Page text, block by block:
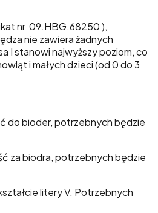
nr 09.HBG.68250 ),
nie zawiera żadnych
I stanowi najwyższy poziom, co
i małych dzieci (od 0 do 3
do bioder, potrzebnych będzie
za biodra, potrzebnych będzie
litery V. Potrzebnych